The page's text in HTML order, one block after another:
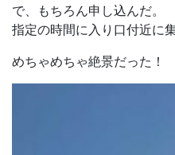
で、もちろん申し込んだ。
指定の時間に入り口付近に
めちゃめちゃ絶景だった！